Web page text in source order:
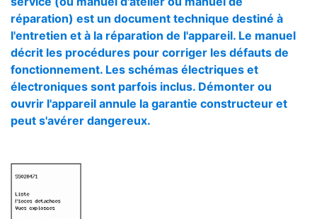
réparation) est un document technique destiné à
l'entretien et à la réparation de l'appareil. Le manuel
décrit les procédures pour corriger les défauts de
fonctionnement. Les schémas électriques et
électroniques sont parfois inclus. Démonter ou
ouvrir l'appareil annule la garantie constructeur et
peut s'avérer dangereux.